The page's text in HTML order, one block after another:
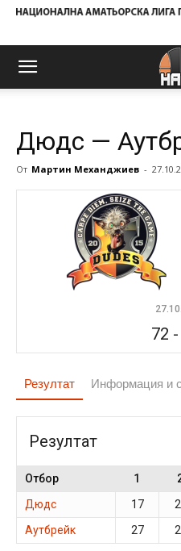
Дюдс —
От Мартин Механджиев -
72 -
Резултат Информация и
Резултат
Отбор 1
Дюдс
17
Аутбрейк
27